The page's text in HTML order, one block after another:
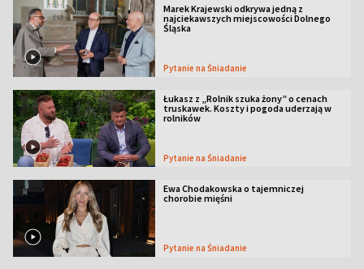
Marek Krajewski odkrywa jedną z
najciekawszych miejscowości Dolnego
Śląska
Pytanie na Śniadanie
Łukasz z „Rolnik szuka żony” o cenach
truskawek. Koszty i pogoda uderzają w
rolników
Pytanie na Śniadanie
Ewa Chodakowska o tajemniczej
chorobie mięśni
Pytanie na Śniadanie